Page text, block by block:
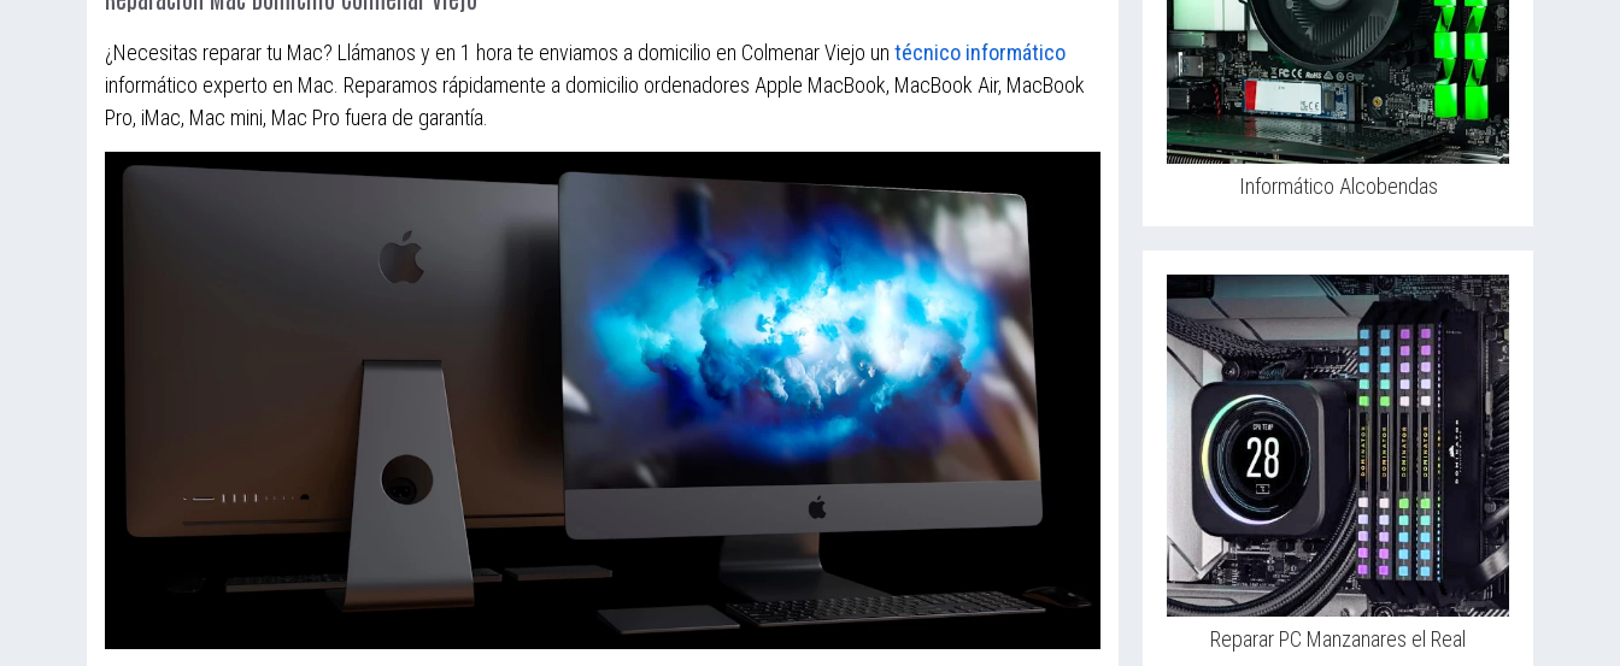
¿Necesitas reparar tu Mac? Llámanos y en 1 hora te enviamos a domicilio en Colmenar Viejo un técnico informático
informático experto en Mac. Reparamos rápidamente a domicilio ordenadores Apple MacBook, MacBook Air, MacBook
Pro, iMac, Mac mini, Mac Pro fuera de garantía.
Informático Alcobendas
Reparar PC Manzanares el Real